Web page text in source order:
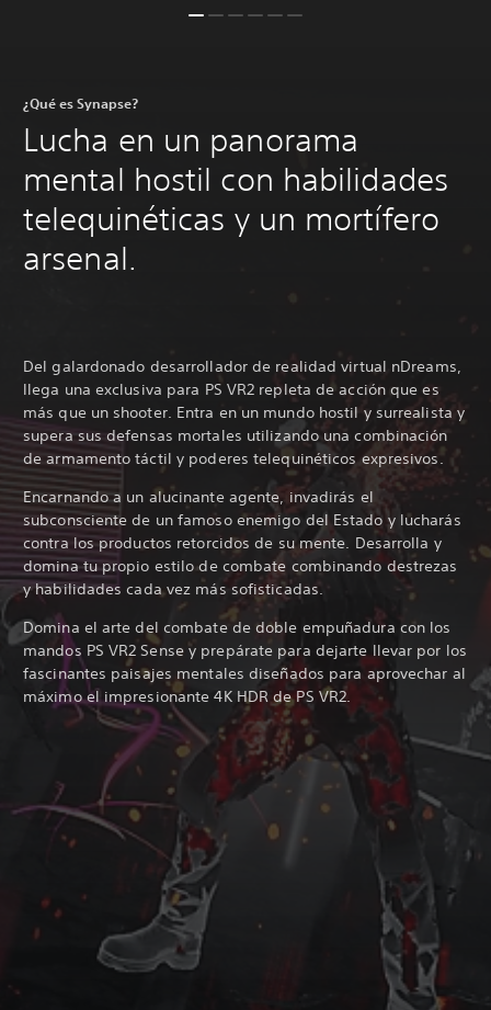
¿Qué es Synapse?
Lucha en un panorama
mental hostil con habilidades
telequinéticas y un mortífero
arsenal.
Del galardonado desarrollador de realidad virtual nDreams,
llega una exclusiva para PS VR2 repleta de acción que es
más que un shooter. Entra en un mundo hostil y surrealista y
supera sus defensas mortales utilizando una combinación
de armamento táctil y poderes telequinéticos expresivos.
Encarnando a un alucinante agente, invadirás el
subconsciente de un famoso enemigo del Estado y lucharás
contra los productos retorcidos de su mente. Desarrolla y
domina tu propio estilo de combate combinando destrezas
y habilidades cada vez más sofisticadas.
Domina el arte del combate de doble empuñadura con los
mandos PS VR2 Sense y prepárate para dejarte llevar por los
fascinantes paisajes mentales diseñados para aprovechar al
máximo el impresionante 4K HDR de PS VR2.